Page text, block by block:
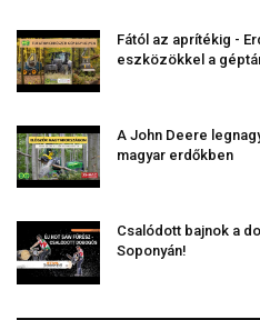
Fától az aprítékig -
eszközökkel a
A John Deere
magyar erdőkben
Csalódott bajnok a
Soponyán!